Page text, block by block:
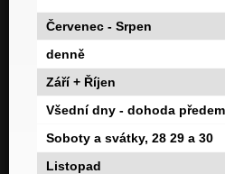
Červenec - Srpen
denně
Září + Říjen
Všední dny - dohoda předem
Soboty a svátky, 28 29 a 30
Listopad